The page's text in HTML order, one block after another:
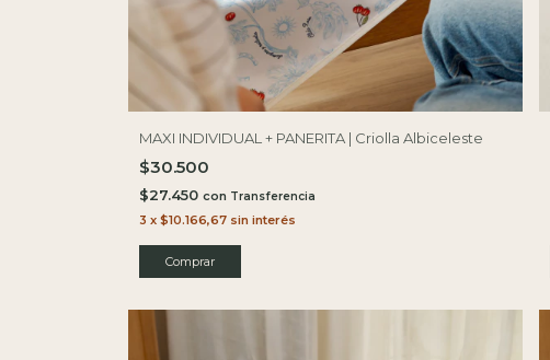
MAXI INDIVIDUAL + PANERITA | Criolla Albiceleste
$30.500
$27.450 con
3 x $10.166,67 sin interés